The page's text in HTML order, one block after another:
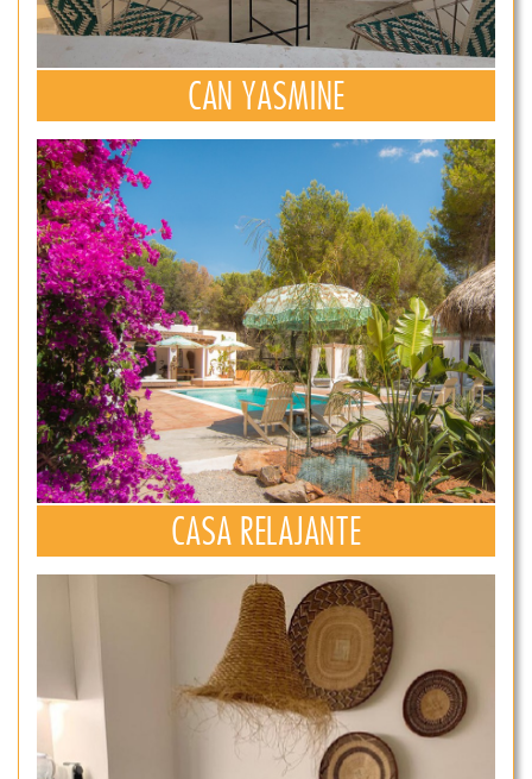
CAN YASMINE
CASA RELAJANTE